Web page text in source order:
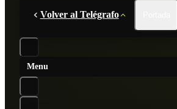
Volver al Telégrafo
Menu